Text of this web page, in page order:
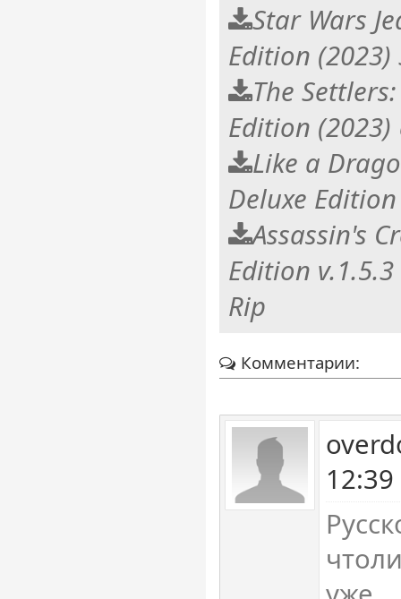
Star Wars
Edition (2023)
The
Edition (2023)
Like a
Deluxe
Assassin's
Edition v.1.5.3
Rip
Комментарии: